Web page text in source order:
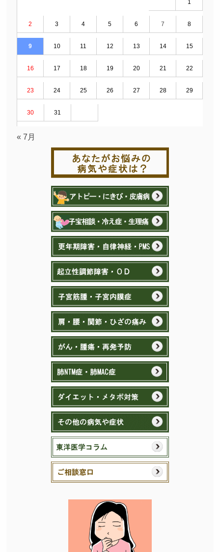
1
2 3 4 5 6 7 8
9 10 11 12 13 14 15
16 17 18 19 20 21 22
23 24 25 26 27 28 29
30 31
« 7月